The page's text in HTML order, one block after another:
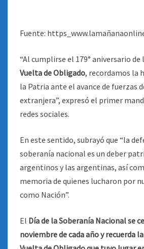
Fuente:
“Al cumplirse el 179° aniversario de
Vuelta de Obligado, recordamos la
la Patria ante el avance de fuerzas
extranjera”, expresó el primer
redes sociales.
En este sentido, subrayó que “la
soberanía nacional es un deber
argentinos y las argentinas, así
memoria de quienes lucharon por
como Nación”.
El Día de la Soberanía Nacional se
noviembre de cada año y recuerda